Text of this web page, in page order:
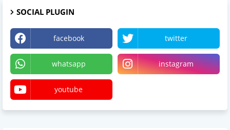
SOCIAL PLUGIN
facebook twitter
whatsapp instagram
youtube